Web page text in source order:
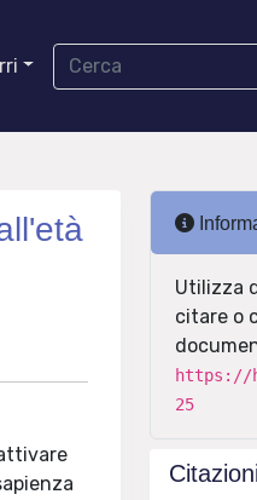
Utilizza
citare o
https://
25
Citazioni